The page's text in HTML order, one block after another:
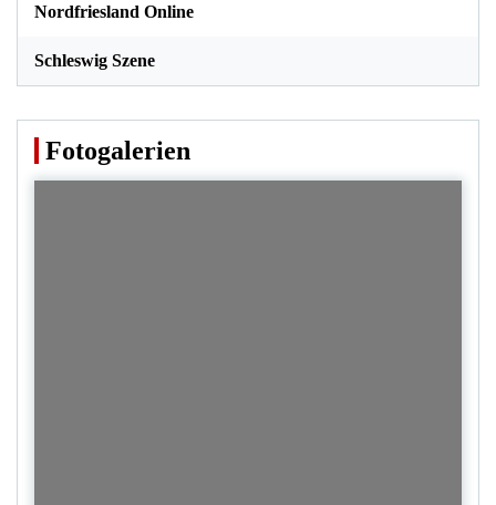
Nordfriesland Online
Schleswig Szene
Fotogalerien